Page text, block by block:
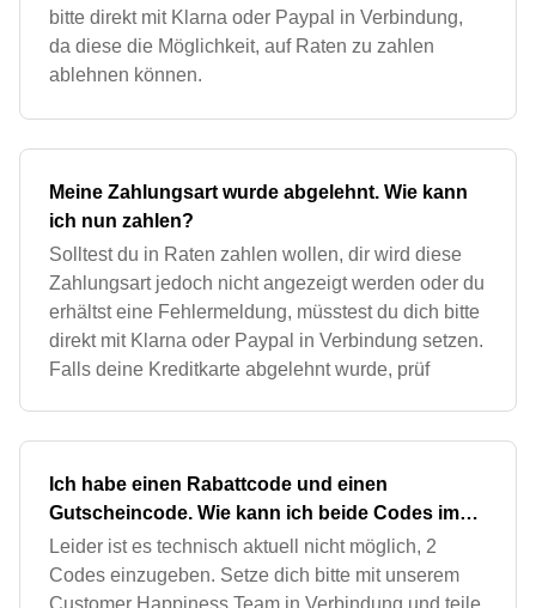
bitte direkt mit Klarna oder Paypal in Verbindung,
da diese die Möglichkeit, auf Raten zu zahlen
ablehnen können.
Meine Zahlungsart wurde abgelehnt. Wie kann
ich nun zahlen?
Solltest du in Raten zahlen wollen, dir wird diese
Zahlungsart jedoch nicht angezeigt werden oder du
erhältst eine Fehlermeldung, müsstest du dich bitte
direkt mit Klarna oder Paypal in Verbindung setzen.
Falls deine Kreditkarte abgelehnt wurde, prüf
Ich habe einen Rabattcode und einen
Gutscheincode. Wie kann ich beide Codes im
Bestellprozess eingeben?
Leider ist es technisch aktuell nicht möglich, 2
Codes einzugeben. Setze dich bitte mit unserem
Customer Happiness Team in Verbindung und teile